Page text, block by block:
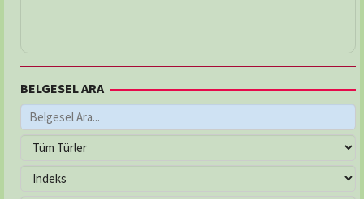
BELGESEL ARA